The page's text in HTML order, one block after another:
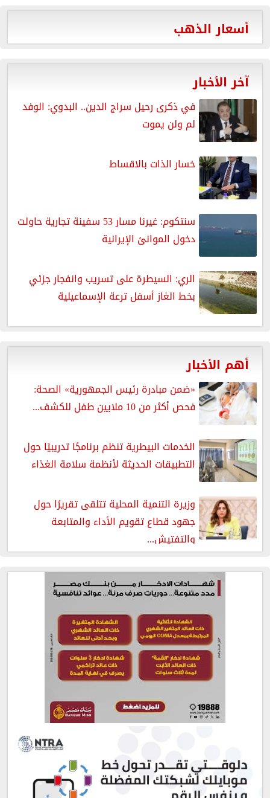
أسعار الذهب
آخر الأخبار
في ذكرى رحيل سراج الدين.. البدوي: الوفد
لم ولن يموت
خسار الذات بالاقساط
سنتكوم: غيرنا مسار 53 سفينة تجارية حاولت
دخول الموانئ الإيرانية
الري: السيطرة على تسريب وانفجار جزئي
بخط الغاز أسفل ترعة الإسماعيلية
أهم الأخبار
«ضمن مبادرة رئيس الجمهورية» الصحة:
فحص أكثر من 10 ملايين طفل للكشف...
الخدمات البيطرية تنظم برنامجًا تدريبيًا حول
التطبيقات الحديثة لأنظمة سلامة الغذاء
وزيرة التنمية المحلية تتلقى تقريرًا حول
جهود قطاع تقويم الأداء والمتابعة
والتفتيش...